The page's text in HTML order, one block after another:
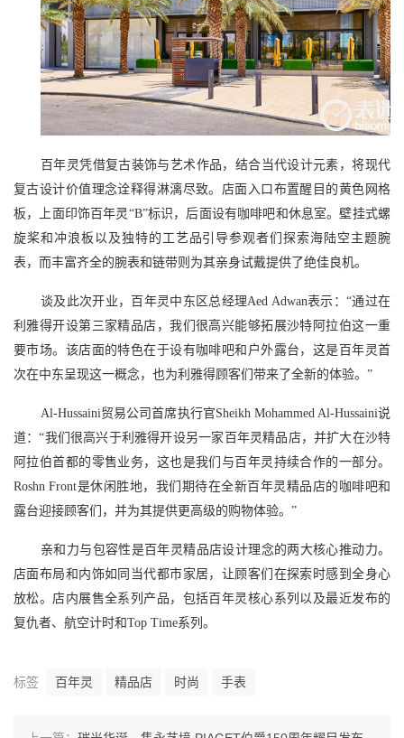
百年灵凭借复古装饰与艺术作品，结合当代设计元素，将现代
复古设计价值理念诠释得淋漓尽致。店面入口布置醒目的黄色网格
板，上面印饰百年灵“B”标识，后面设有咖啡吧和休息室。壁挂式螺
旋桨和冲浪板以及独特的工艺品引导参观者们探索海陆空主题腕
表，而丰富齐全的腕表和链带则为其亲身试戴提供了绝佳良机。
谈及此次开业，百年灵中东区总经理Aed Adwan表示：“通过在
利雅得开设第三家精品店，我们很高兴能够拓展沙特阿拉伯这一重
要市场。该店面的特色在于设有咖啡吧和户外露台，这是百年灵首
次在中东呈现这一概念，也为利雅得顾客们带来了全新的体验。”
Al-Hussaini贸易公司首席执行官Sheikh Mohammed Al-Hussaini说
道：“我们很高兴于利雅得开设另一家百年灵精品店，并扩大在沙特
阿拉伯首都的零售业务，这也是我们与百年灵持续合作的一部分。
Roshn Front是休闲胜地，我们期待在全新百年灵精品店的咖啡吧和
露台迎接顾客们，并为其提供更高级的购物体验。”
亲和力与包容性是百年灵精品店设计理念的两大核心推动力。
店面布局和内饰如同当代都市家居，让顾客们在探索时感到全身心
放松。店内展售全系列产品，包括百年灵核心系列以及最近发布的
复仇者、航空计时和Top Time系列。
标签 百年灵 精品店 时尚 手表